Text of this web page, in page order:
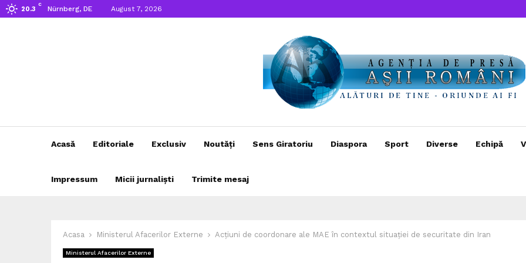
20.3
C
Nürnberg, DE August 7, 2026
Acasă Editoriale Exclusiv Noutăți Sens Giratoriu Diaspora Sport Diverse Echipă
Impressum Micii jurnaliști Trimite mesaj
Acasa Ministerul Afacerilor Externe Acțiuni de coordonare ale MAE în contextul situației de securitate din Iran
Ministerul Afacerilor Externe